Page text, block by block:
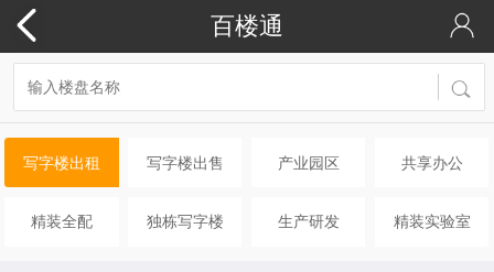
百楼通
写字楼出租 写字楼出售 产业园区 共享办公
精装全配 独栋写字楼 生产研发 精装实验室